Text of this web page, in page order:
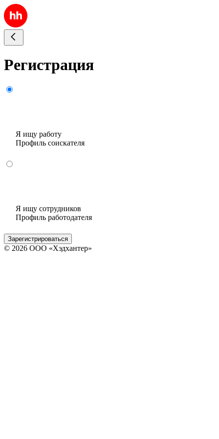
Регистрация
Я ищу работу
Профиль соискателя
Я ищу сотрудников
Профиль работодателя
Зарегистрироваться
© 2026 ООО «Хэдхантер»